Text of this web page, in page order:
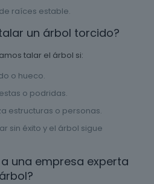
raíces estable.
un árbol torcido?
talar el árbol si:
o hueco.
o podridas.
estructuras o personas.
sin éxito y el árbol sigue
una empresa experta